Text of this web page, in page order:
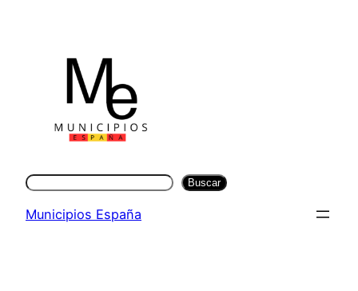
contenido
Buscar Buscar
Municipios España